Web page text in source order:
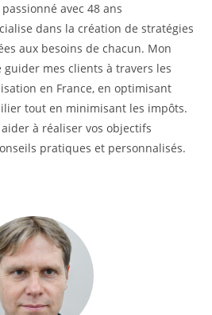
avec 48 ans
dans la création de stratégies
aux besoins de chacun. Mon
mes clients à travers les
en France, en optimisant
tout en minimisant les impôts.
à réaliser vos objectifs
pratiques et personnalisés.